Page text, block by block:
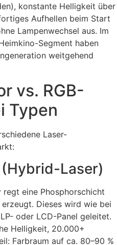
konstante Helligkeit über
Aufhellen beim Start
Lampenwechsel aus. Im
Segment haben
weitgehend
vs. RGB-
Typen
Laser-
Laser)
eine Phosphorschicht
Dieses wird wie bei
oder LCD-Panel geleitet.
Helligkeit, 20.000+
Farbraum auf ca. 80–90 %